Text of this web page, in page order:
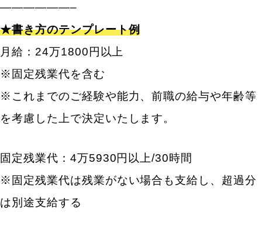
——————–
★書き方のテンプレート例
月給：24万1800円以上
※固定残業代を含む
※これまでのご経験や能力、前職の給与や年齢等
を考慮した上で決定いたします。
固定残業代：4万5930円以上/30時間
※固定残業代は残業がない場合も支給し、超過分
は別途支給する